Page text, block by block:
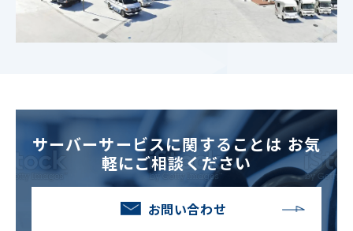
サーバーサービスに関することはお気
軽にご相談ください
お問い合わせ